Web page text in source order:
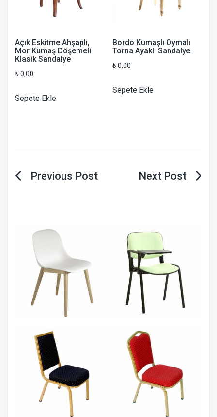
Açık Eskitme Ahşaplı,
Mor Kumaş Döşemeli
Klasik Sandalye
₺ 0,00
Sepete Ekle
Bordo Kumaşlı Oymalı
Torna Ayaklı Sandalye
₺ 0,00
Sepete Ekle
Yazı